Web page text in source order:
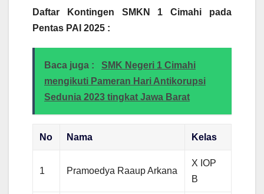
Daftar Kontingen SMKN 1 Cimahi pada
Pentas PAI 2025 :
Baca juga :
SMK Negeri 1 Cimahi
mengikuti Pameran Hari Antikorupsi
Sedunia 2023 tingkat Jawa Barat
No Nama Kelas
1 Pramoedya Raaup Arkana
X IOP
B